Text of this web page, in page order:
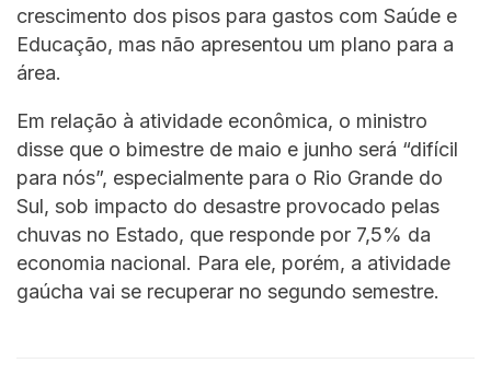
crescimento dos pisos para gastos com Saúde e
Educação, mas não apresentou um plano para a
área.
Em relação à atividade econômica, o ministro
disse que o bimestre de maio e junho será “difícil
para nós”, especialmente para o Rio Grande do
Sul, sob impacto do desastre provocado pelas
chuvas no Estado, que responde por 7,5% da
economia nacional. Para ele, porém, a atividade
gaúcha vai se recuperar no segundo semestre.